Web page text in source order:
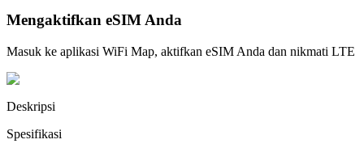
Mengaktifkan eSIM Anda
Masuk ke aplikasi WiFi Map, aktifkan eSIM Anda dan nikmati LTE
Deskripsi
Spesifikasi